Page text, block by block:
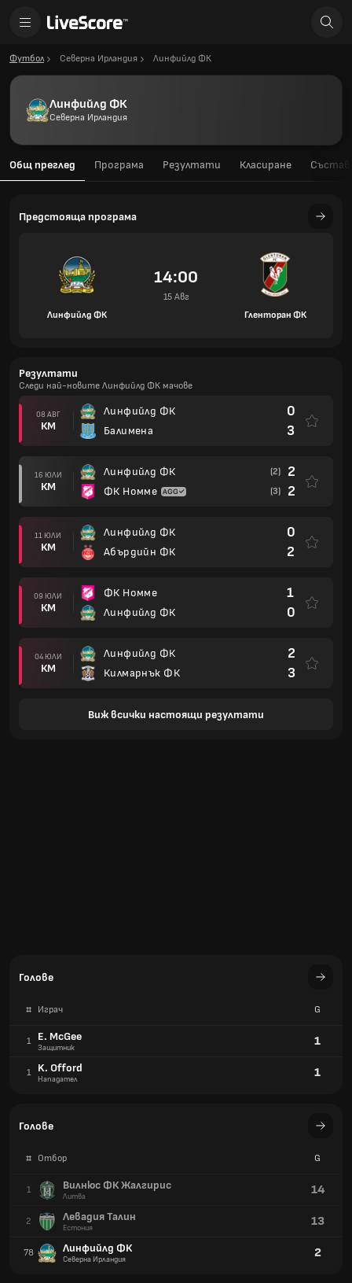
Футбол Северна Ирландия Линфийлд ФК
Линфийлд ФК
Северна Ирландия
Общ преглед Програма Резултати Класиране Състав
Предстояща програма
Линфийлд ФК
14:00
15 Авг
Гленторан ФК
Резултати
Следи най-новите Линфийлд ФК мачове
08 АВГ
КМ
Линфийлд ФК
Балимена
0
3
16 ЮЛИ
КМ
Линфийлд ФК
ФК Номме
(2) 2
(3) 2
11 ЮЛИ
КМ
Линфийлд ФК
Абърдийн ФК
0
2
09 ЮЛИ
КМ
ФК Номме
Линфийлд ФК
1
0
04 ЮЛИ
КМ
Линфийлд ФК
Килмарнък ФК
2
3
Виж всички настоящи резултати
Голове
# Играч G
1 E. McGee
Защитник 1
1 K. Offord
Нападател 1
Голове
# Отбор G
1 Вилнюс ФК Жалгирис
Литва 14
2 Левадия Талин
Естония 13
78 Линфийлд ФК
Северна Ирландия 2